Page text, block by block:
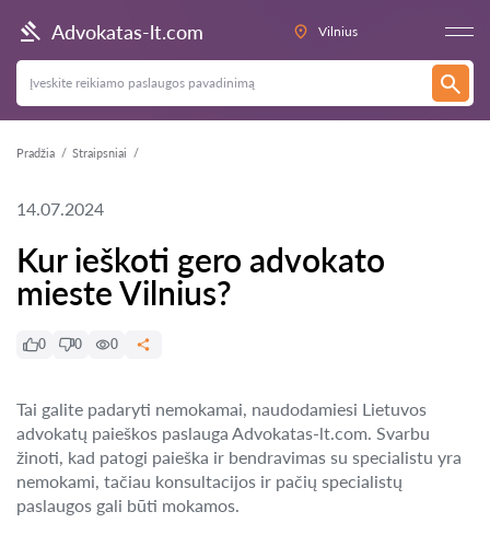
Advokatas-lt.com Vilnius
Pradžia Straipsniai
14.07.2024
Kur ieškoti gero advokato
mieste Vilnius?
0 0 0
Tai galite padaryti nemokamai, naudodamiesi Lietuvos
advokatų paieškos paslauga Advokatas-lt.com. Svarbu
žinoti, kad patogi paieška ir bendravimas su specialistu yra
nemokami, tačiau konsultacijos ir pačių specialistų
paslaugos gali būti mokamos.